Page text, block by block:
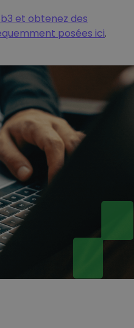
et obtenez des
posées ici.